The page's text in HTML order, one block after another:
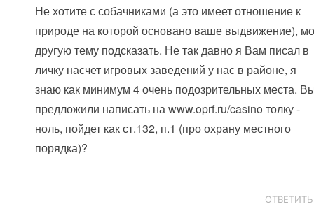
Не хотите с собачниками (а это имеет отношение к
природе на которой основано ваше выдвижение),
другую тему подсказать. Не так давно я Вам писал в
личку насчет игровых заведений у нас в районе, я
знаю как минимум 4 очень подозрительных места.
предложили написать на www.oprf.ru/casino толку -
ноль, пойдет как ст.132, п.1 (про охрану местного
порядка)?
ОТВЕТИТЬ